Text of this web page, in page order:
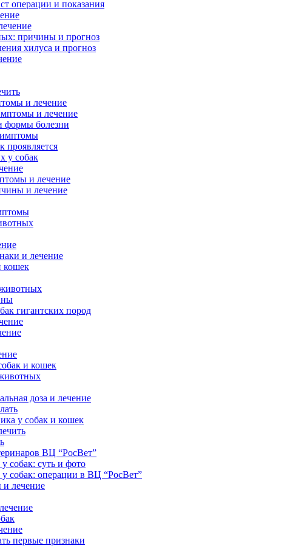
операции и показания
причины и прогноз
хилуса и прогноз
и лечение
и лечение
формы болезни
проявляется
у собак
и лечение
и лечение
и лечение
кошек
гигантских пород
и кошек
доза и лечение
у собак и кошек
ВЦ “РосВет”
собак: суть и фото
собак: операции в ВЦ “РосВет”
лечение
первые признаки